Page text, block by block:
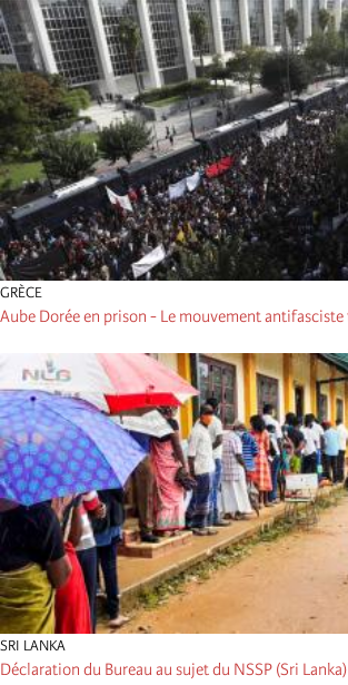
GRÈCE
Aube Dorée en prison - Le mouvement
SRI LANKA
Déclaration du Bureau au sujet du NSSP (Sri Lanka)